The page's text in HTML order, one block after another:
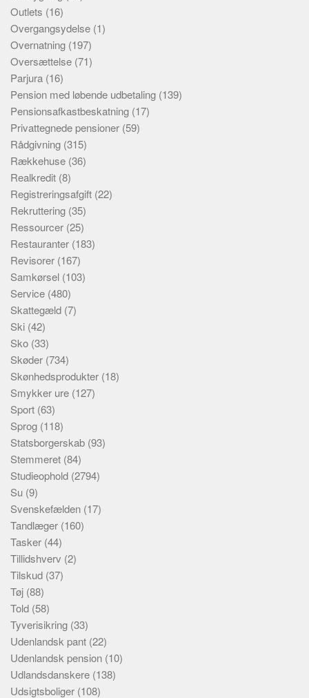
Outlets (16)
Overgangsydelse (1)
Overnatning (197)
Oversættelse (71)
Parjura (16)
Pension med løbende udbetaling (139)
Pensionsafkastbeskatning (17)
Privattegnede pensioner (59)
Rådgivning (315)
Rækkehuse (36)
Realkredit (8)
Registreringsafgift (22)
Rekruttering (35)
Ressourcer (25)
Restauranter (183)
Revisorer (167)
Samkørsel (103)
Service (480)
Skattegæld (7)
Ski (42)
Sko (33)
Skøder (734)
Skønhedsprodukter (18)
Smykker ure (127)
Sport (63)
Sprog (118)
Statsborgerskab (93)
Stemmeret (84)
Studieophold (2794)
Su (9)
Svenskefælden (17)
Tandlæger (160)
Tasker (44)
Tillidshverv (2)
Tilskud (37)
Tøj (88)
Told (58)
Tyverisikring (33)
Udenlandsk pant (22)
Udenlandsk pension (10)
Udlandsdanskere (138)
Udsigtsboliger (108)